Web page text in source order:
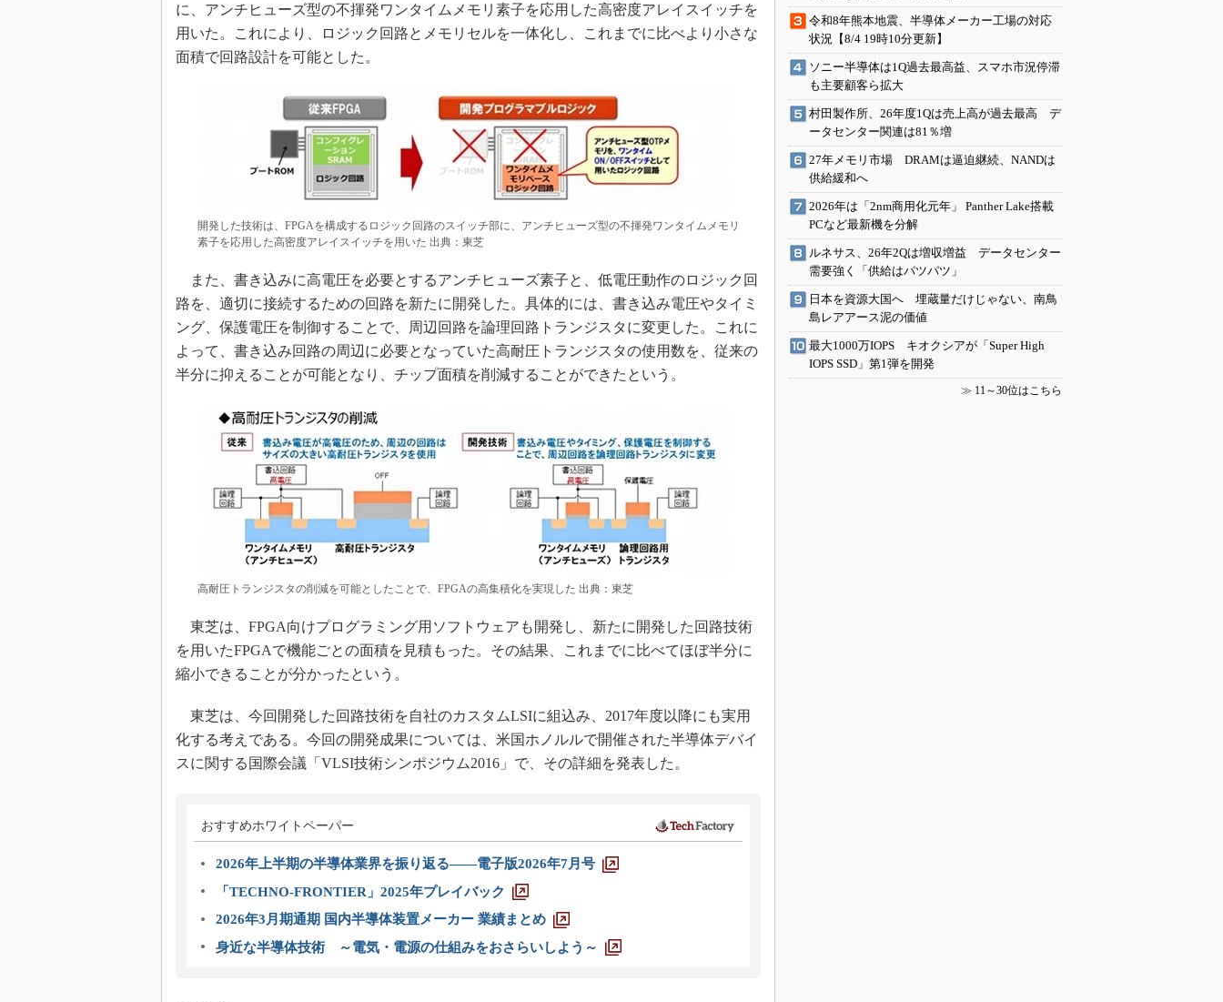
IHSアナリスト「未来展望」
「英語に愛されないエンジニア」の
に、アンチヒューズ型の不揮発ワンタイムメモリ素子を応用した高密度アレイスイッチを
用いた。これにより、ロジック回路とメモリセルを一体化し、これまでに比べより小さな
面積で回路設計を可能とした。
開発した技術は、FPGAを構成するロジック回路のスイッチ部に、アンチヒューズ型の不揮発ワンタイムメモリ
素子を応用した高密度アレイスイッチを用いた 出典：東芝
また、書き込みに高電圧を必要とするアンチヒューズ素子と、低電圧動作のロジック回
路を、適切に接続するための回路を新たに開発した。具体的には、書き込み電圧やタイミ
ング、保護電圧を制御することで、周辺回路を論理回路トランジスタに変更した。これに
よって、書き込み回路の周辺に必要となっていた高耐圧トランジスタの使用数を、従来の
半分に抑えることが可能となり、チップ面積を削減することができたという。
高耐圧トランジスタの削減を可能としたことで、FPGAの高集積化を実現した 出典：東芝
東芝は、FPGA向けプログラミング用ソフトウェアも開発し、新たに開発した回路技術
を用いたFPGAで機能ごとの面積を見積もった。その結果、これまでに比べてほぼ半分に
縮小できることが分かったという。
東芝は、今回開発した回路技術を自社のカスタムLSIに組込み、2017年度以降にも実用
化する考えである。今回の開発成果については、米国ホノルルで開催された半導体デバイ
スに関する国際会議「VLSI技術シンポジウム2016」で、その詳細を発表した。
おすすめホワイトペーパー
2026年上半期の半導体業界を振り返る――電子版2026年7月号
「TECHNO-FRONTIER」2025年プレイバック
2026年3月期通期 国内半導体装置メーカー 業績まとめ
身近な半導体技術 ～電気・電源の仕組みをおさらいしよう～
令和8年熊本地震、半導体メーカー工場の対応
状況【8/4 19時10分更新】
ソニー半導体は1Q過去最高益、スマホ市況停滞
も主要顧客ら拡大
村田製作所、26年度1Qは売上高が過去最高 デ
ータセンター関連は81％増
27年メモリ市場 DRAMは逼迫継続、NANDは
供給緩和へ
2026年は「2nm商用化元年」 Panther Lake搭載
PCなど最新機を分解
ルネサス、26年2Qは増収増益 データセンター
需要強く「供給はパツパツ」
日本を資源大国へ 埋蔵量だけじゃない、南鳥
島レアアース泥の価値
最大1000万IOPS キオクシアが「Super High
IOPS SSD」第1弾を開発
≫ 11～30位はこちら